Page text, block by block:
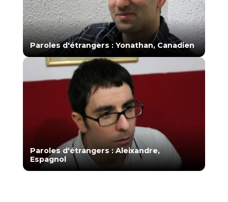
Paroles d'étrangers : Yonathan, Canadien
Paroles d'étrangers : Aleixandre,
Espagnol